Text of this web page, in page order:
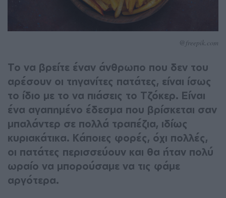
@freepik.com
Το να βρείτε έναν άνθρωπο που δεν του
αρέσουν οι τηγανίτες πατάτες, είναι ίσως
το ίδιο με το να πιάσεις το Τζόκερ. Είναι
ένα αγαπημένο έδεσμα που βρίσκεται σαν
μπαλάντερ σε πολλά τραπέζια, ιδίως
κυριακάτικα. Κάποιες φορές, όχι πολλές,
οι πατάτες περισσεύουν και θα ήταν πολύ
ωραίο να μπορούσαμε να τις φάμε
αργότερα.